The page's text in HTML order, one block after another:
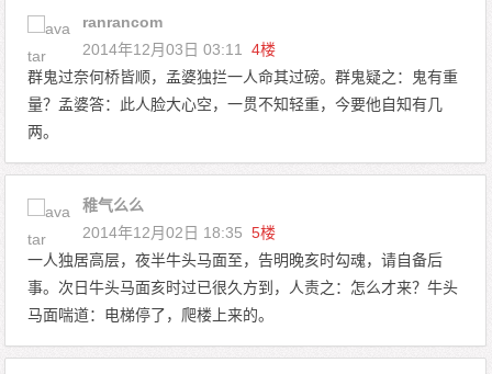
ranrancom
2014年12月03日 03:11
4楼
群鬼过奈何桥皆顺，孟婆独拦一人命其过磅。群鬼疑之：鬼有重
量？孟婆答：此人脸大心空，一贯不知轻重，今要他自知有几
两。
稚气么么
2014年12月02日 18:35 5楼
一人独居高层，夜半牛头马面至，告明晚亥时勾魂，请自备后
事。次日牛头马面亥时过已很久方到，人责之：怎么才来？牛头
马面喘道：电梯停了，爬楼上来的。